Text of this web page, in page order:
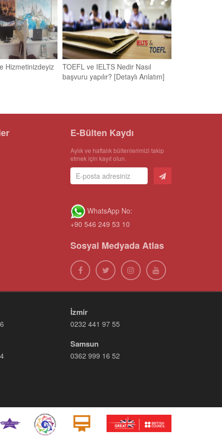
Hizmetinizdeyiz
TOEFL ve IELTS Nedir Nasıl
başvuru yapılır? [Detaylı Anlatım]
E-Bülten Kaydı
Aylık ve haftalık bültenlerimizi takip
etmek için kayıt olun.
WhatsApp No:
+90 546 249 53 10
Sosyal Medyada Atlas
İzmir
0232 441 97 55
Samsun
0362 999 16 52